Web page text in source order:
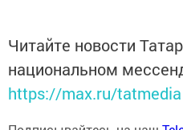
Читайте новости
национальном
https://max.ru/tatmedia